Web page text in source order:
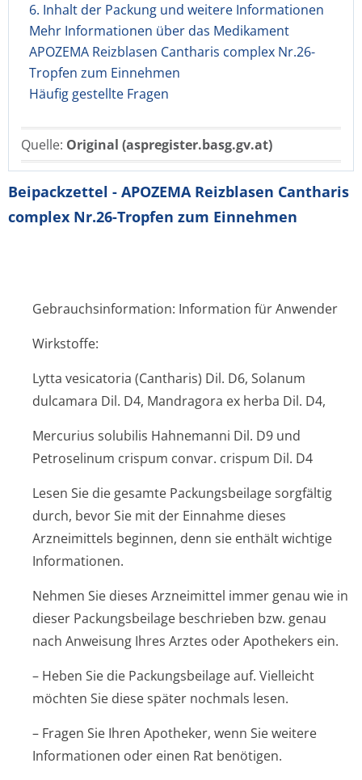
6. Inhalt der Packung und weitere Informationen
Mehr Informationen über das Medikament
APOZEMA Reizblasen Cantharis complex Nr.26-
Tropfen zum Einnehmen
Häufig gestellte Fragen
Quelle: Original (aspregister.basg.gv.at)
Beipackzettel - APOZEMA Reizblasen Cantharis
complex Nr.26-Tropfen zum Einnehmen
Gebrauchsinformation: Information für Anwender
Wirkstoffe:
Lytta vesicatoria (Cantharis) Dil. D6, Solanum
dulcamara Dil. D4, Mandragora ex herba Dil. D4,
Mercurius solubilis Hahnemanni Dil. D9 und
Petroselinum crispum convar. crispum Dil. D4
Lesen Sie die gesamte Packungsbeilage sorgfältig
durch, bevor Sie mit der Einnahme dieses
Arzneimittels beginnen, denn sie enthält wichtige
Informationen.
Nehmen Sie dieses Arzneimittel immer genau wie in
dieser Packungsbeilage beschrieben bzw. genau
nach Anweisung Ihres Arztes oder Apothekers ein.
– Heben Sie die Packungsbeilage auf. Vielleicht
möchten Sie diese später nochmals lesen.
– Fragen Sie Ihren Apotheker, wenn Sie weitere
Informationen oder einen Rat benötigen.